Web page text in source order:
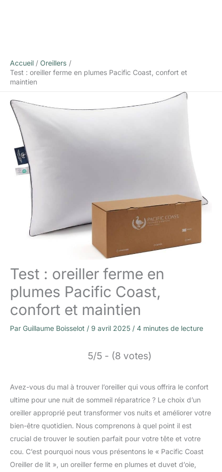
Accueil
Oreillers
Test : oreiller ferme en plumes Pacific Coast, confort et
maintien
Test : oreiller ferme en
plumes Pacific Coast,
confort et maintien
Par Guillaume Boisselot / 9 avril 2025 / 4 minutes de lecture
5/5 - (8 votes)
Avez-vous du mal à trouver l’oreiller qui vous offrira le confort
ultime pour une nuit de sommeil réparatrice ? Le choix d’un
oreiller approprié peut transformer vos nuits et améliorer votre
bien-être quotidien. Nous comprenons à quel point il est
crucial de trouver le soutien parfait pour votre tête et votre
cou. C’est pourquoi nous vous présentons le « Pacific Coast
Oreiller de lit », un oreiller ferme en plumes et duvet d’oie,